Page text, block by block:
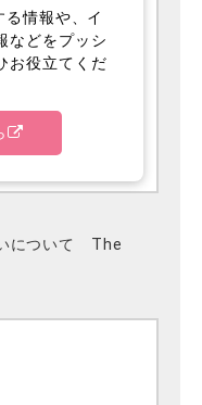
について The
情報や、イ
などをプッシ
お役立てくだ